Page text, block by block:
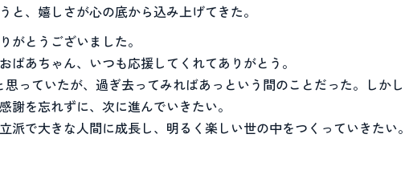
、嬉しさが心の底から込み上げてきた。
がとうございました。
あちゃん、いつも応援してくれてありがとう。
っていたが、過ぎ去ってみればあっという間のことだった。しか
を忘れずに、次に進んでいきたい。
派で大きな人間に成長し、明るく楽しい世の中をつくっていきたい。